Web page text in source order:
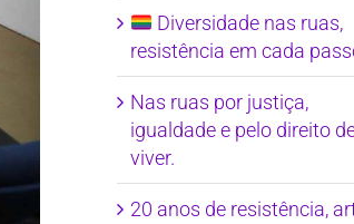
Diversidade nas ruas,
resistência em cada
Nas ruas por justiça,
igualdade e pelo direito
viver.
20 anos de resistência,